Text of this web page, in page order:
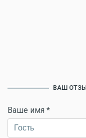
ВАШ
Ваше имя *